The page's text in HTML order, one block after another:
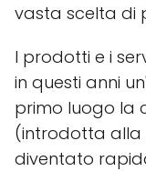
vasta scelta di
I prodotti e i
in questi anni
primo luogo la
(introdotta alla
diventato